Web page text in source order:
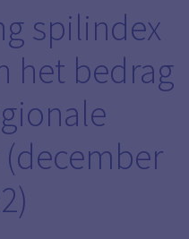
spilindex
het bedrag